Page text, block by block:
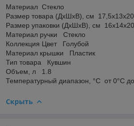
Материал Стекло
Размер товара (ДхШхВ), см 17,5х13х20
Размер упаковки (ДхШхВ), см
Материал ручки Стекло
Коллекция Цвет Голубой
Материал крышки Пластик
Тип товара Кувшин
Объем, л 1.8
Температурный диапазон, °C от 0°C
Скрыть